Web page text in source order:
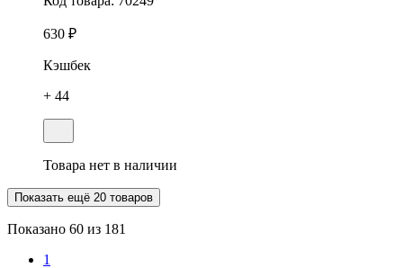
630 ₽
Кэшбек
+ 44
Товара нет в наличии
Показать ещё 20 товаров
Показано 60 из 181
1